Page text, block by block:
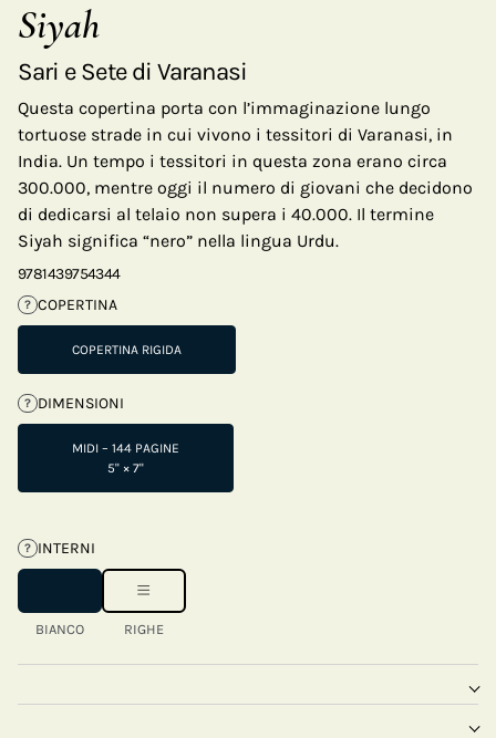
Siyah
Sari e Sete di Varanasi
Questa copertina porta con l’immaginazione lungo
tortuose strade in cui vivono i tessitori di Varanasi, in
India. Un tempo i tessitori in questa zona erano circa
300.000, mentre oggi il numero di giovani che decidono
di dedicarsi al telaio non supera i 40.000. Il termine
Siyah significa “nero” nella lingua Urdu.
9781439754344
? COPERTINA
COPERTINA RIGIDA
? DIMENSIONI
MIDI – 144 PAGINE
5" × 7"
? INTERNI
BIANCO RIGHE